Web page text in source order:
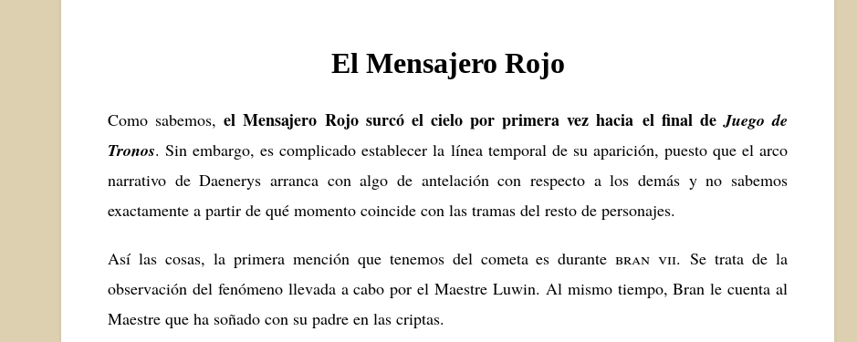
El Mensajero Rojo
Como sabemos,el Mensajero Rojo surcó el cielo por primera vez hacia el final deJuego de
Tronos. Sin embargo, es complicado establecer la línea temporal de su aparición, puesto que el arco
narrativo de Daenerys arranca con algo de antelación con respecto a los demás y no sabemos
exactamente a partir de qué momento coincide con las tramas del resto de personajes.
Así las cosas, la primera mención que tenemos del cometa es durantebran vii. Se trata de la
observación del fenómeno llevada a cabo por el Maestre Luwin. Al mismo tiempo, Bran le cuenta al
Maestre que ha soñado con su padre en las criptas.